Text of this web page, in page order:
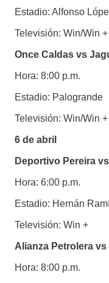
Estadio: Alfonso
Televisión: Win/Win +
Once Caldas vs
Hora: 8:00 p.m.
Estadio: Palogrande
Televisión: Win/Win +
6 de abril
Deportivo Pereira
Hora: 6:00 p.m.
Estadio: Hernán
Televisión: Win +
Alianza Petrolera
Hora: 8:00 p.m.